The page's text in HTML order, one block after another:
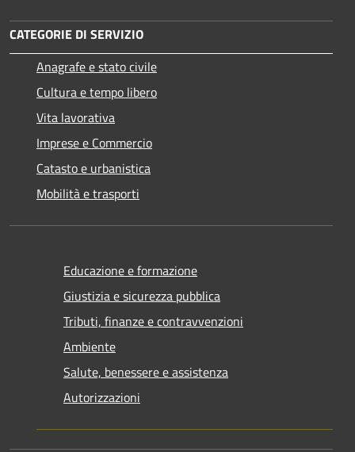
CATEGORIE DI SERVIZIO
Anagrafe e stato civile
Cultura e tempo libero
Vita lavorativa
Imprese e Commercio
Catasto e urbanistica
Mobilità e trasporti
Educazione e formazione
Giustizia e sicurezza pubblica
Tributi, finanze e contravvenzioni
Ambiente
Salute, benessere e assistenza
Autorizzazioni